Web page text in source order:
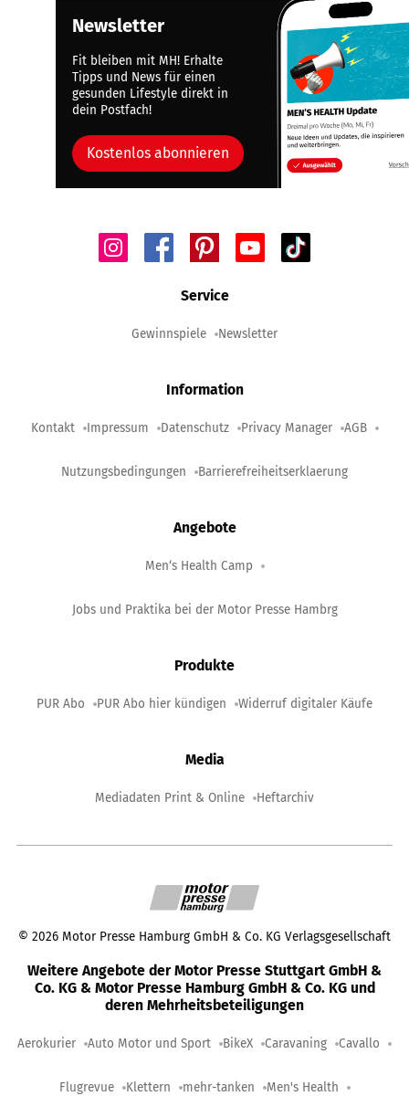
Newsletter
Fit bleiben mit MH! Erhalte
Tipps und News für einen
gesunden Lifestyle direkt in
dein Postfach!
Kostenlos abonnieren
Service
Gewinnspiele Newsletter
Information
Kontakt Impressum Datenschutz Privacy Manager AGB
Nutzungsbedingungen Barrierefreiheitserklaerung
Angebote
Men‘s Health Camp
Jobs und Praktika bei der Motor Presse Hambrg
Produkte
PUR Abo PUR Abo hier kündigen Widerruf digitaler Käufe
Media
Mediadaten Print & Online Heftarchiv
© 2026 Motor Presse Hamburg GmbH & Co. KG Verlagsgesellschaft
Weitere Angebote der Motor Presse Stuttgart GmbH &
Co. KG & Motor Presse Hamburg GmbH & Co. KG und
deren Mehrheitsbeteiligungen
Aerokurier Auto Motor und Sport BikeX Caravaning Cavallo
Flugrevue Klettern mehr-tanken Men's Health